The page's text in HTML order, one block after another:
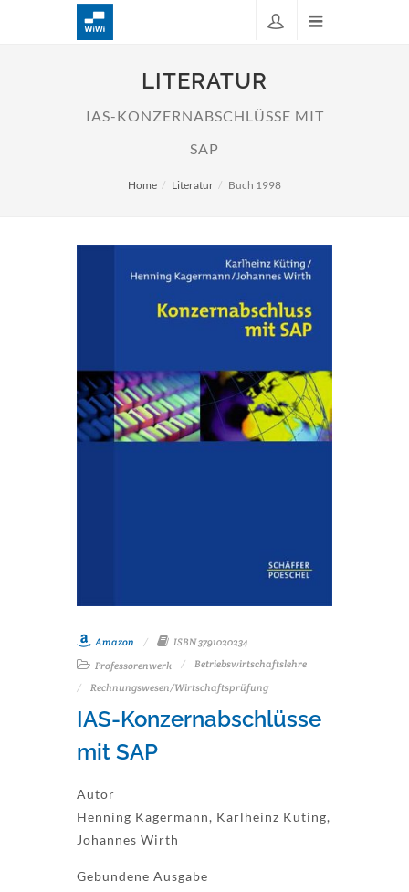
LITERATUR
IAS-KONZERNABSCHLÜSSE MIT
SAP
Home Literatur Buch 1998
Amazon
ISBN 3791020234
Professorenwerk
Betriebswirtschaftslehre
Rechnungswesen/Wirtschaftsprüfung
IAS-Konzernabschlüsse
mit SAP
Autor
Henning Kagermann, Karlheinz Küting,
Johannes Wirth
Gebundene Ausgabe